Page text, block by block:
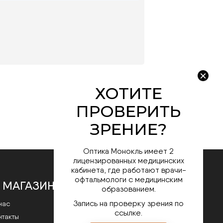
Оптика Монокль имеет 2
лицензированных медицинских
кабинета, где работают врачи-
офтальмологи с медицинским
образованием.
Запись на проверку зрения по
ссылке.